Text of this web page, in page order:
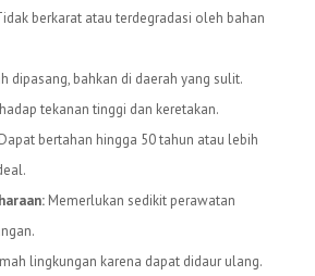
berkarat atau terdegradasi oleh bahan
dipasang, bahkan di daerah yang sulit.
tekanan tinggi dan keretakan.
Dapat bertahan hingga 50 tahun atau lebih
Memerlukan sedikit perawatan
lingkungan karena dapat didaur ulang.